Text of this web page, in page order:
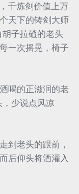
千炼剑价值上万
天下的铸剑大师
胡子拉碴的老头
一次摇晃，椅子
喝的正滋润的老
，少说点风凉
到老头的跟前，
后仰头将酒灌入